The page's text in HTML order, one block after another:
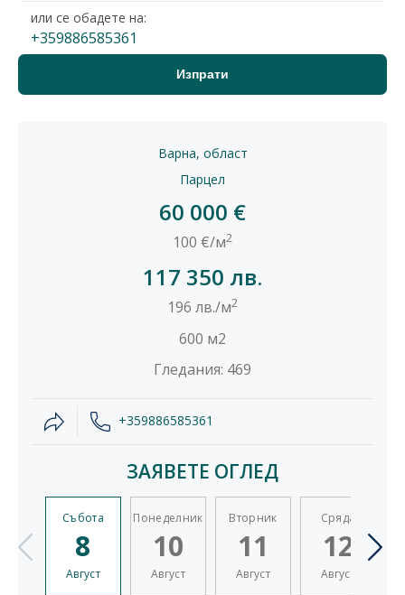
или се обадете на:
+359886585361
Варна, област
Парцел
60 000 €
100 €/м2
117 350 лв.
196 лв./м2
600 м2
Гледания: 469
+359886585361
ЗАЯВЕТЕ ОГЛЕД
Събота
8
Август
Понеделник
10
Август
Вторник
11
Август
Сряда
12
Август